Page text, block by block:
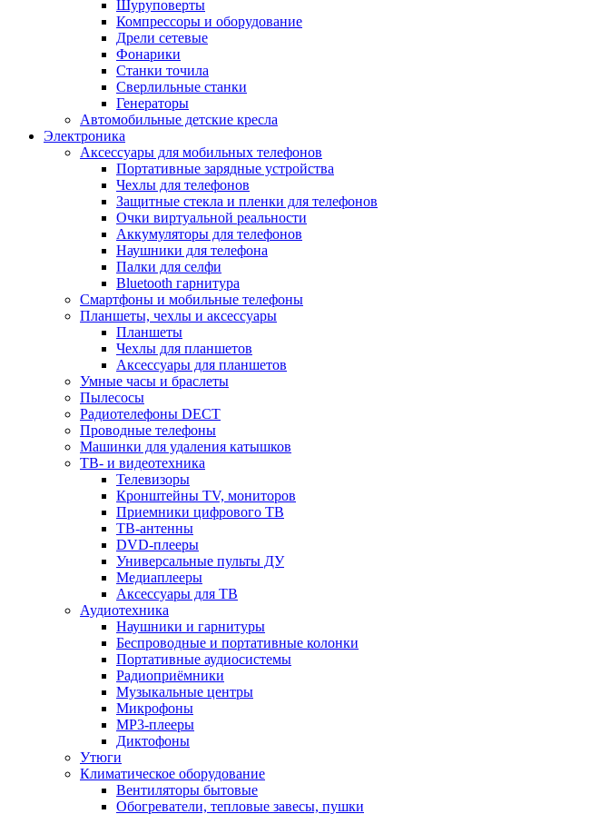
Шуруповерты
Компрессоры и оборудование
Дрели сетевые
Фонарики
Станки точила
Сверлильные станки
Генераторы
Автомобильные детские кресла
Электроника
Аксессуары для мобильных телефонов
Портативные зарядные устройства
Чехлы для телефонов
Защитные стекла и пленки для телефонов
Очки виртуальной реальности
Аккумуляторы для телефонов
Наушники для телефона
Палки для селфи
Bluetooth гарнитура
Смартфоны и мобильные телефоны
Планшеты, чехлы и аксессуары
Планшеты
Чехлы для планшетов
Аксессуары для планшетов
Умные часы и браслеты
Пылесосы
Радиотелефоны DECT
Проводные телефоны
Машинки для удаления катышков
ТВ- и видеотехника
Телевизоры
Кронштейны TV, мониторов
Приемники цифрового ТВ
ТВ-антенны
DVD-плееры
Универсальные пульты ДУ
Медиаплееры
Аксессуары для ТВ
Аудиотехника
Наушники и гарнитуры
Беспроводные и портативные колонки
Портативные аудиосистемы
Радиоприёмники
Музыкальные центры
Микрофоны
MP3-плееры
Диктофоны
Утюги
Климатическое оборудование
Вентиляторы бытовые
Обогреватели, тепловые завесы, пушки